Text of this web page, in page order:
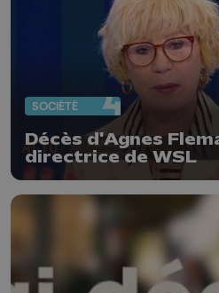
SOCIÉTÉ
Décès d'Agnes
directrice de WSL